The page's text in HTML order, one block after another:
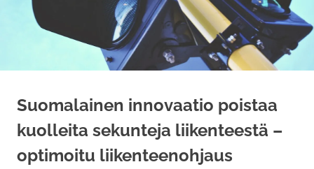
Suomalainen innovaatio poistaa
kuolleita sekunteja liikenteestä –
optimoitu liikenteenohjaus